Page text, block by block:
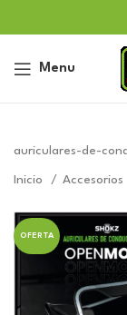
Menu
auriculares-de-
Inicio Accesorios
OFERTA